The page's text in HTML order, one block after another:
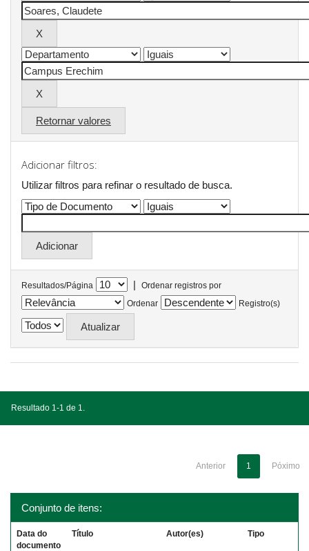
Retornar valores
Adicionar filtros:
Utilizar filtros para refinar o resultado de busca.
Resultados/Página |
Ordenar registros por
Ordenar
Registro(s)
Resultado 1-1 de 1.
Anterior 1 Póximo
Conjunto de itens:
Data do
documento
Título Autor(es) Tipo